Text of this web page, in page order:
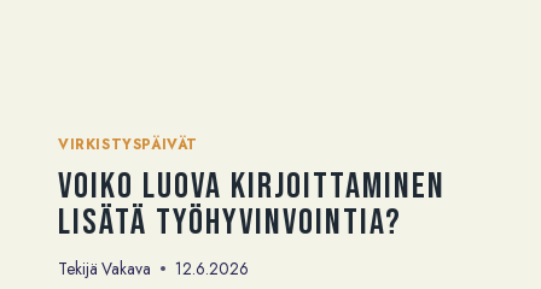
VIRKISTYSPÄIVÄT
Voiko luova kirjoittaminen
lisätä työhyvinvointia?
Tekijä Vakava 12.6.2026